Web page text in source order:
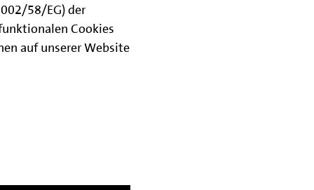
58/EG) der
Cookies
auf unserer Website